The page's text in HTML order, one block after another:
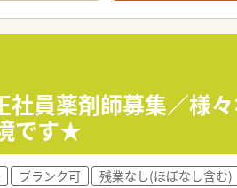
社員薬剤師募集／様
です★
ブランク可 残業なし(ほぼなし含む)